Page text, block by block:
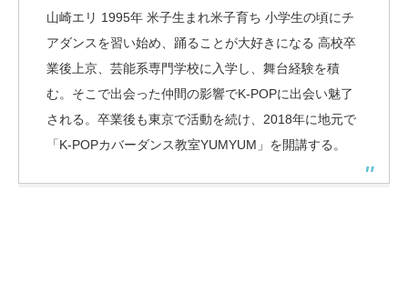
山崎エリ 1995年 米子生まれ米子育ち 小学生の頃にチ
アダンスを習い始め、踊ることが大好きになる 高校卒
業後上京、芸能系専門学校に入学し、舞台経験を積
む。そこで出会った仲間の影響でK-POPに出会い魅了
される。卒業後も東京で活動を続け、2018年に地元で
「K-POPカバーダンス教室YUMYUM」を開講する。